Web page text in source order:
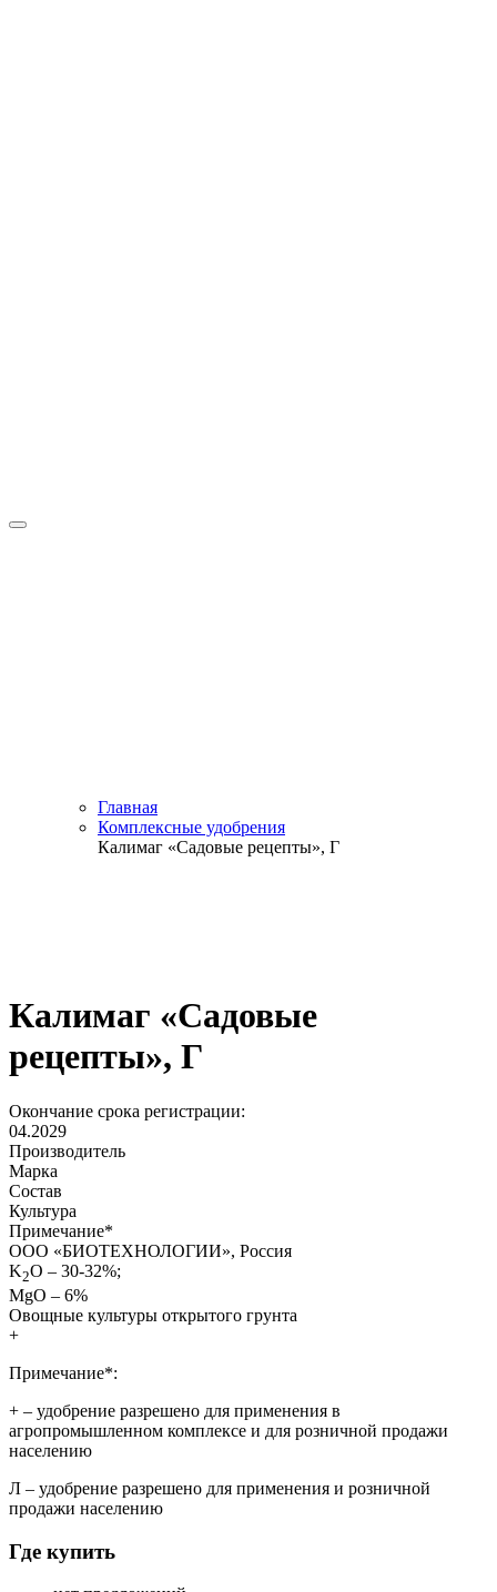
Главная
Комплексные удобрения
Калимаг «Садовые рецепты», Г
Калимаг «Садовые
рецепты», Г
Окончание срока регистрации:
04.2029
Производитель
Марка
Состав
Культура
Примечание*
ООО «БИОТЕХНОЛОГИИ», Россия
K2O – 30-32%;
MgO – 6%
Овощные культуры открытого грунта
+
Примечание*:
+ – удобрение разрешено для применения в
агропромышленном комплексе и для розничной продажи
населению
Л – удобрение разрешено для применения и розничной
продажи населению
Где купить